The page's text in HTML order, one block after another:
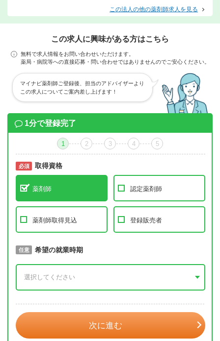
この法人の他の薬剤師求人を見る
この求人に興味がある方はこちら
無料で求人情報をお問い合わせいただけます。
薬局・病院等への直接応募・問い合わせではありませんのでご安心ください。
マイナビ薬剤師ご登録後、担当のアドバイザーより
この求人についてご案内差し上げます！
1分で登録完了
1 2 3 4 5
必須 取得資格
薬剤師 認定薬剤師
薬剤師取得見込 登録販売者
必須 取得予定年
任意 希望の就業時期
次に進む